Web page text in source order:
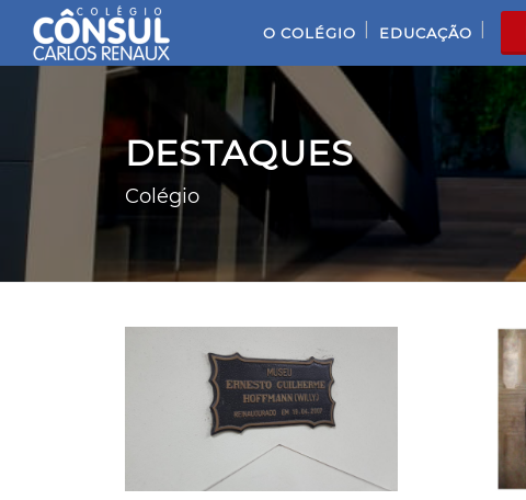
O COLÉGIO EDUCAÇÃO
DESTAQUES
Colégio